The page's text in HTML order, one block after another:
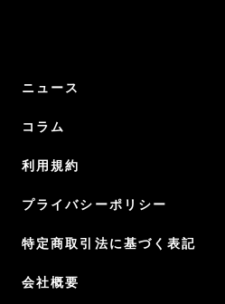
ニュース
コラム
利用規約
プライバシーポリシー
特定商取引法に基づく表記
会社概要